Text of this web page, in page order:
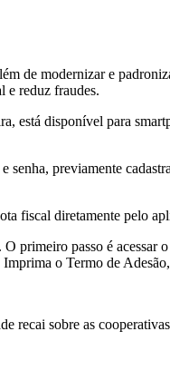
de modernizar e
e reduz fraudes.
disponível para
previamente
fiscal diretamente pelo
primeiro passo é acessar
o Termo de
recai sobre as